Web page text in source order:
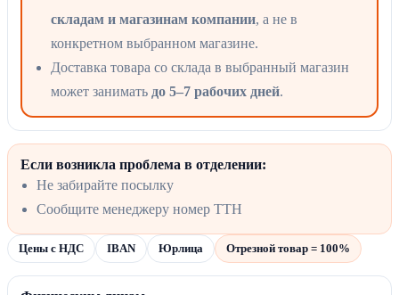
складам и магазинам компании, а не в
конкретном выбранном магазине.
Доставка товара со склада в выбранный магазин
может занимать до 5–7 рабочих дней.
Если возникла проблема в отделении:
Не забирайте посылку
Сообщите менеджеру номер ТТН
Цены с НДС IBAN Юрлица Отрезной товар = 100%